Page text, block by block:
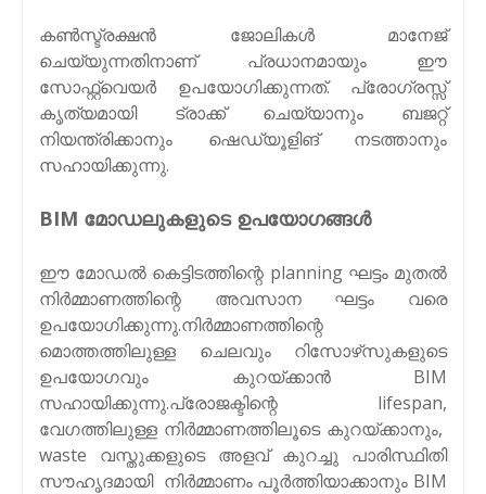
കൺസ്ട്രക്ഷൻ ജോലികൾ മാനേജ്
ചെയ്യുന്നതിനാണ് പ്രധാനമായും ഈ
സോഫ്റ്റ്‌വെയർ ഉപയോഗിക്കുന്നത്. പ്രോഗ്രസ്സ്
കൃത്യമായി ട്രാക്ക് ചെയ്യാനും ബജറ്റ്
നിയന്ത്രിക്കാനും ഷെഡ്യൂളിങ് നടത്താനും
സഹായിക്കുന്നു.
BIM മോഡലുകളുടെ ഉപയോഗങ്ങൾ
ഈ മോഡൽ കെട്ടിടത്തിന്റെ planning ഘട്ടം മുതൽ
നിർമ്മാണത്തിന്റെ അവസാന ഘട്ടം വരെ
ഉപയോഗിക്കുന്നു.നിർമ്മാണത്തിന്റെ
മൊത്തത്തിലുള്ള ചെലവും റിസോഴ്‌സുകളുടെ
ഉപയോഗവും കുറയ്ക്കാൻ BIM
സഹായിക്കുന്നു.പ്രോജക്ടിന്റെ lifespan,
വേഗത്തിലുള്ള നിർമ്മാണത്തിലൂടെ കുറയ്ക്കാനും,
waste വസ്തുക്കളുടെ അളവ് കുറച്ചു പാരിസ്ഥിതി
സൗഹൃദമായി നിർമ്മാണം പൂർത്തിയാക്കാനും BIM